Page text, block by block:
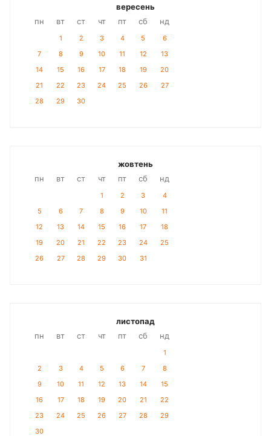
вересень
пн
вт ст чт пт сб нд
1 2 3 4 5
6
7
8 9 10 11 12
13
14
15 16 17 18 19
20
21
22 23 24 25 26
27
28
29 30
жовтень
пн
вт ст чт пт сб нд
1 2 3
4
5
6 7 8 9 10
11
12
13 14 15 16 17
18
19
20 21 22 23 24
25
26
27 28 29 30 31
листопад
пн
вт ст чт пт сб нд
1
2
3 4 5 6 7
8
9
10 11 12 13 14
15
16
17 18 19 20 21
22
23
24 25 26 27 28
29
30